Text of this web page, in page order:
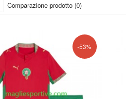
Comparazione prodotto (0)
-53%